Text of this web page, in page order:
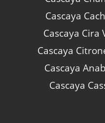
Cascaya
Cascaya Cira
Cascaya
Cascaya
Cascaya